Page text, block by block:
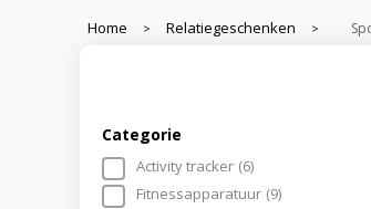
Home > Relatiegeschenken >
Categorie
Activity tracker (6)
Fitnessapparatuur (9)